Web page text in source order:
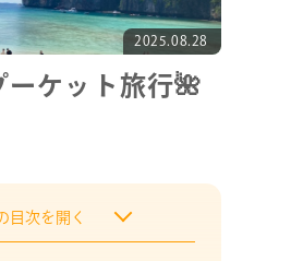
2025.08.28
ーケット旅行🌺
目次を開く